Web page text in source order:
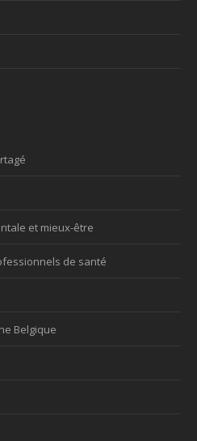
et mieux-être
de santé
Belgique